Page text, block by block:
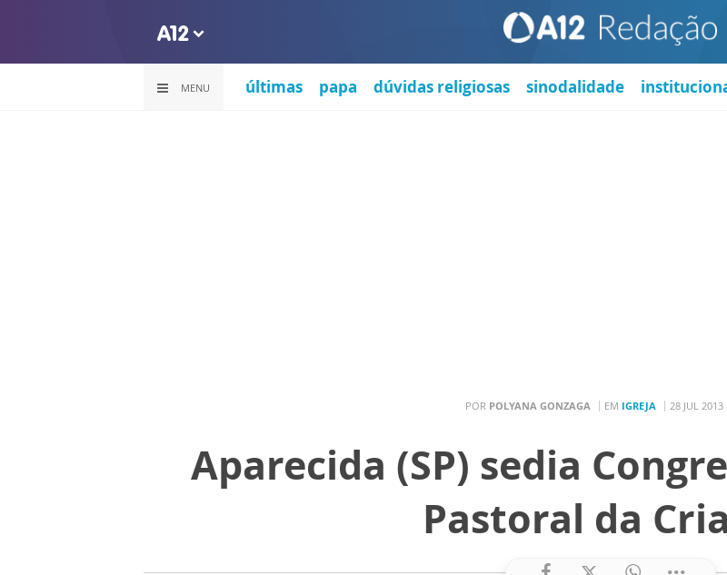
MENU últimas papa dúvidas religiosas sinodalidade
POR POLYANA GONZAGA EM IGREJA 28 JUL
Aparecida (SP) sedia
Pastoral da